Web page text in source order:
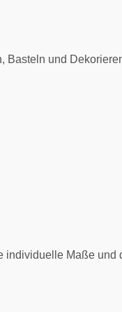
Basteln und
individuelle Maße und